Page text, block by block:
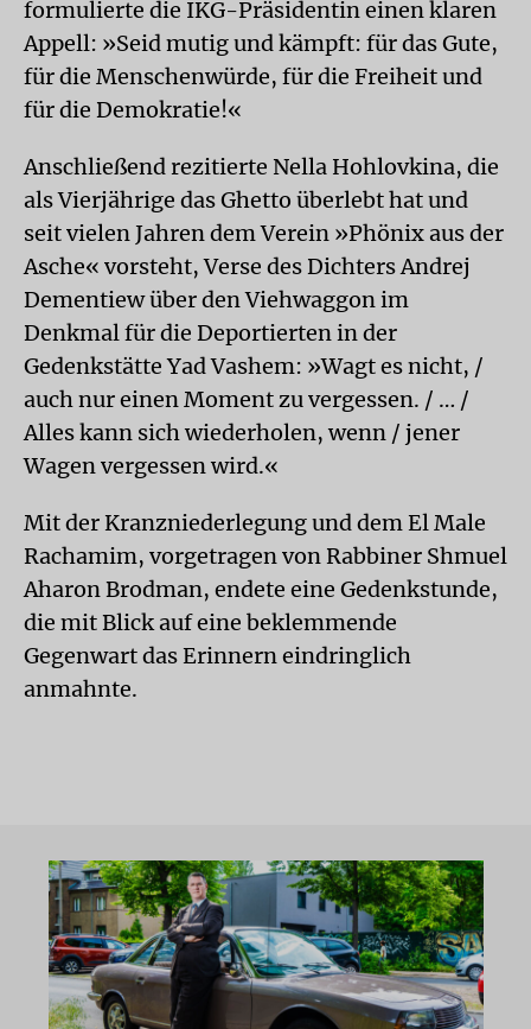
formulierte die IKG-Präsidentin einen klaren
Appell: »Seid mutig und kämpft: für das Gute,
für die Menschenwürde, für die Freiheit und
für die Demokratie!«
Anschließend rezitierte Nella Hohlovkina, die
als Vierjährige das Ghetto überlebt hat und
seit vielen Jahren dem Verein »Phönix aus der
Asche« vorsteht, Verse des Dichters Andrej
Dementiew über den Viehwaggon im
Denkmal für die Deportierten in der
Gedenkstätte Yad Vashem: »Wagt es nicht, /
auch nur einen Moment zu vergessen. / … /
Alles kann sich wiederholen, wenn / jener
Wagen vergessen wird.«
Mit der Kranzniederlegung und dem El Male
Rachamim, vorgetragen von Rabbiner Shmuel
Aharon Brodman, endete eine Gedenkstunde,
die mit Blick auf eine beklemmende
Gegenwart das Erinnern eindringlich
anmahnte.